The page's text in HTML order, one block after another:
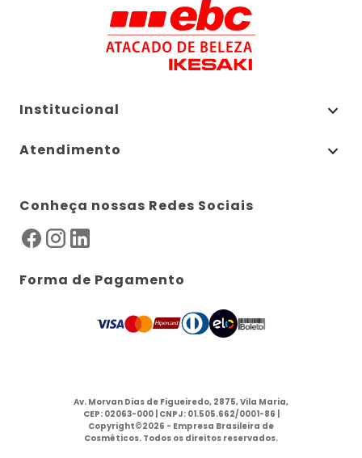
Institucional
Atendimento
Conheça nossas Redes Sociais
Forma de Pagamento
Av. Morvan Dias de Figueiredo, 2875, Vila Maria,
CEP: 02063-000 | CNPJ: 01.505.662/0001-86 |
Copyright©2026 - Empresa Brasileira de
Cosméticos. Todos os direitos reservados.